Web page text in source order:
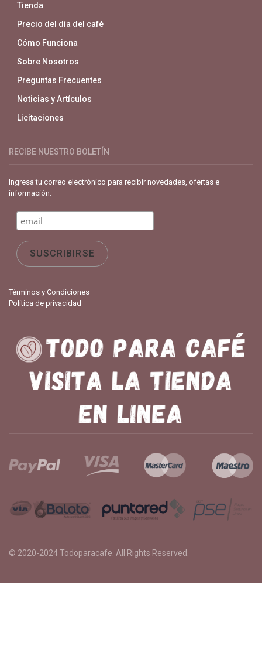
Tienda
Precio del día del café
Cómo Funciona
Sobre Nosotros
Preguntas Frecuentes
Noticias y Artículos
Licitaciones
RECIBE NUESTRO BOLETÍN
Ingresa tu correo electrónico para recibir novedades, ofertas e
información.
Términos y Condiciones
Política de privacidad
© 2020-2024Todoparacafe . All Rights Reserved.